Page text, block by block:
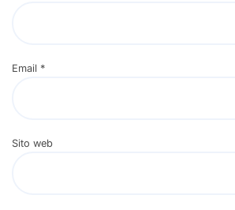
Email *
Sito web